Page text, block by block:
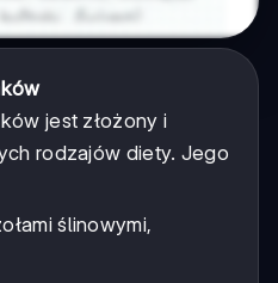
jest złożony i
rodzajów diety. Jego
ślinowymi,